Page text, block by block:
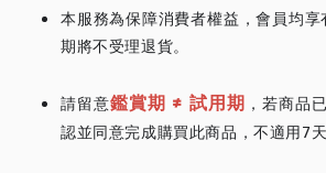
本服務為保障消費者權益，會員均
期將不受理退貨。
請留意鑑賞期 ≠ 試用期 ，若商品
認並同意完成購買此商品，不適用7天